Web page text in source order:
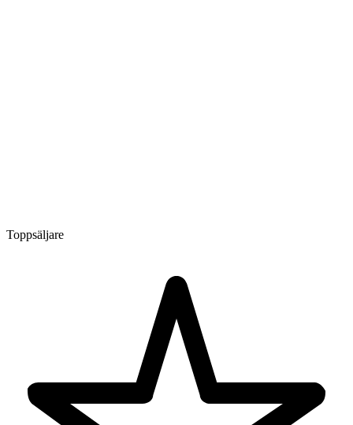
Toppsäljare